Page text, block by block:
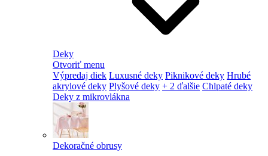
Deky
Otvoriť menu
Výpredaj diek Luxusné deky Piknikové deky Hrubé
akrylové deky Plyšové deky + 2 ďalšie Chlpaté deky
Deky z mikrovlákna
Dekoračné obrusy